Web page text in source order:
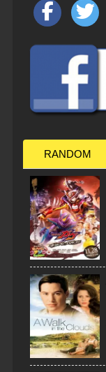
RANDOM